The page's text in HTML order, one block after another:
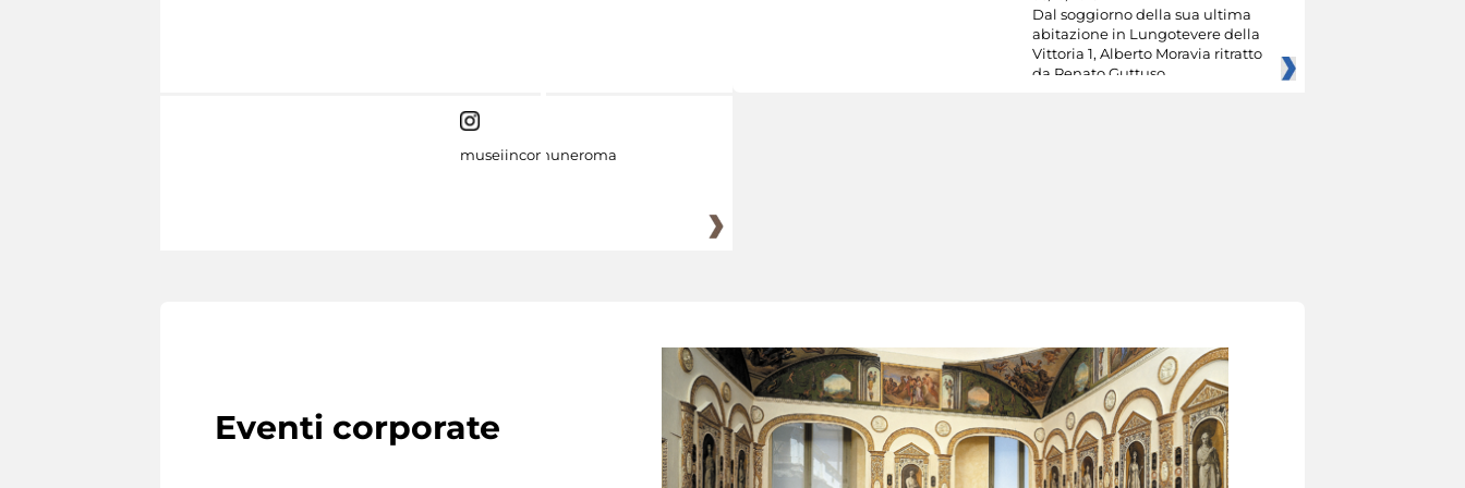
Dal soggiorno della sua ultima
abitazione in Lungotevere della
Vittoria 1, Alberto Moravia ritratto
da Renato Guttuso
museiincomuneroma
Eventi corporate